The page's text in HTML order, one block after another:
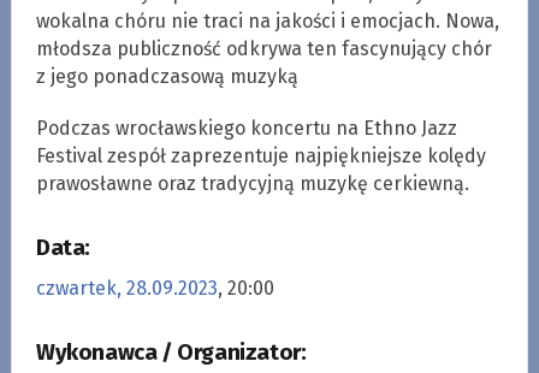
wokalna chóru nie traci na jakości i emocjach. Nowa,
młodsza publiczność odkrywa ten fascynujący chór
z jego ponadczasową muzyką
Podczas wrocławskiego koncertu na Ethno Jazz
Festival zespół zaprezentuje najpiękniejsze kolędy
prawosławne oraz tradycyjną muzykę cerkiewną.
Data:
czwartek, 28.09.2023, 20:00
Wykonawca / Organizator: